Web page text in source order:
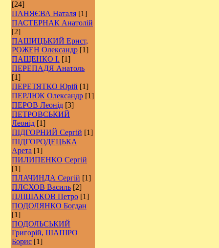
[24]
ПАНЯЄВА Наталя [1]
ПАСТЕРНАК Анатолій
[2]
ПАШИЦЬКИЙ Ернст,
РОЖЕН Олександр [1]
ПАЩЕНКО І. [1]
ПЕРЕПАДЯ Анатоль
[1]
ПЕРЕТЯТКО Юрій [1]
ПЕРЛЮК Олександр [1]
ПЕРОВ Леонід [3]
ПЕТРОВСЬКИЙ
Леонід [1]
ПІДГОРНИЙ Сергій [1]
ПІДГОРОДЕЦЬКА
Арета [1]
ПИЛИПЕНКО Сергій
[1]
ПЛАЧИНДА Сергій [1]
ПЛЄХОВ Василь [2]
ПЛІШАКОВ Петро [1]
ПОДОЛЯНКО Богдан
[1]
ПОДОЛЬСЬКИЙ
Григорій, ШАПІРО
Борис [1]